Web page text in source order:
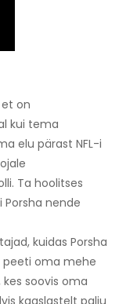
on
kui tema
elu pärast NFL-i
Ta hoolitses
nende
kuidas Porsha
peeti oma mehe
kes soovis oma